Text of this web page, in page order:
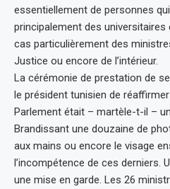
essentiellement de personnes
principalement des universitaires
cas particulièrement des
Justice ou encore de l’intérieur.
La cérémonie de prestation de
le président tunisien de
Parlement était – martèle-t-il –
Brandissant une douzaine de
aux mains ou encore le visage
l’incompétence de ces derniers.
une mise en garde. Les 26